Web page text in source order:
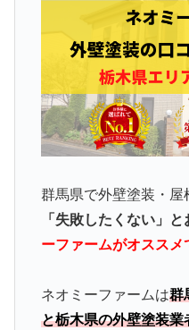
群馬県で外壁塗装・屋
「失敗したくない」と
ーファームがオススメ
ネオミーファームは群
と栃木県の外壁塗装